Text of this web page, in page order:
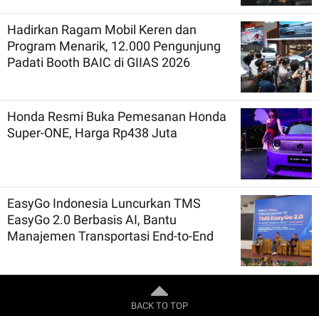
Hadirkan Ragam Mobil Keren dan
Program Menarik, 12.000 Pengunjung
Padati Booth BAIC di GIIAS 2026
Honda Resmi Buka Pemesanan Honda
Super-ONE, Harga Rp438 Juta
EasyGo Indonesia Luncurkan TMS
EasyGo 2.0 Berbasis AI, Bantu
Manajemen Transportasi End-to-End
BACK TO TOP